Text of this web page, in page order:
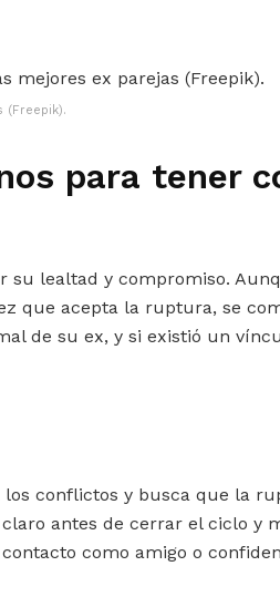
(Freepik).
para tener
su lealtad y compromiso.
que acepta la ruptura, se
de su ex, y si existió un
conflictos y busca que la
antes de cerrar el ciclo y
como amigo o